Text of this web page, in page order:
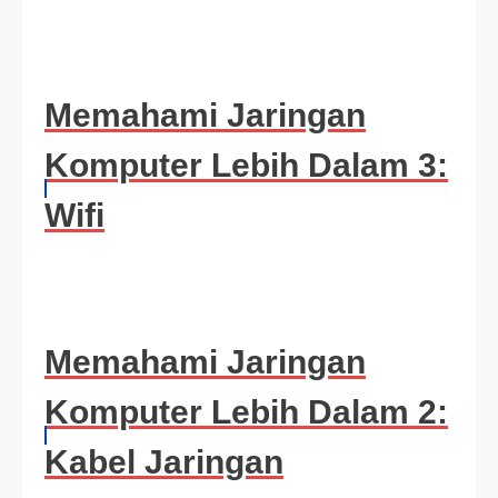
Memahami Jaringan
Komputer Lebih Dalam 3:
Wifi
Memahami Jaringan
Komputer Lebih Dalam 2:
Kabel Jaringan